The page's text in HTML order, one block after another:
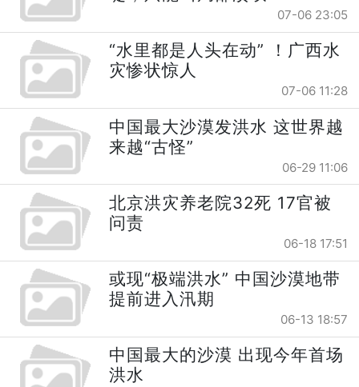
07-06 23:05
“水里都是人头在动” ！广西水
灾惨状惊人
07-06 11:28
中国最大沙漠发洪水 这世界越
来越“古怪”
06-29 11:06
北京洪灾养老院32死 17官被
问责
06-18 17:51
或现“极端洪水” 中国沙漠地带
提前进入汛期
06-13 18:57
中国最大的沙漠 出现今年首场
洪水